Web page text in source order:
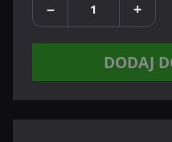
− +
DODAJ